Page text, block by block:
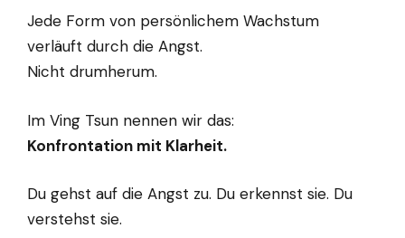
Jede Form von persönlichem Wachstum
verläuft durch die Angst.
Nicht drumherum.
Im Ving Tsun nennen wir das:
Konfrontation mit Klarheit.
Du gehst auf die Angst zu. Du erkennst sie. Du
verstehst sie.